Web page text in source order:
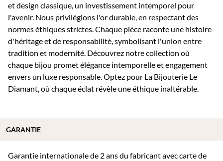
et design classique, un investissement intemporel pour
l'avenir. Nous privilégions l'or durable, en respectant des
normes éthiques strictes. Chaque pièce raconte une histoire
d'héritage et de responsabilité, symbolisant l'union entre
tradition et modernité. Découvrez notre collection où
chaque bijou promet élégance intemporelle et engagement
envers un luxe responsable. Optez pour La Bijouterie Le
Diamant, où chaque éclat révèle une éthique inaltérable.
Garantie internationale de 2 ans du fabricant avec carte de
GARANTIE